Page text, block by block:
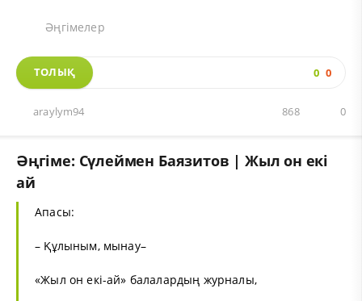
Әңгімелер
ТОЛЫҚ 0 0
araylym94 0
868
Әңгіме: Сүлеймен Баязитов | Жыл он екі
ай
Апасы:
– Құлыным, мынау–
«Жыл он екі-ай» балалардың журналы,